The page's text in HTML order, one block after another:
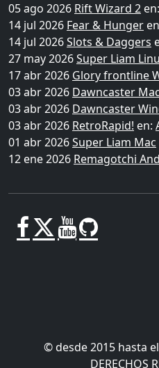
05 ago 2026 Rift Wizard 2 en:
14 jul 2026 Fear & Hunger
14 jul 2026Slots & Daggers
27 may 2026Super Liam
17 abr 2026 Glory frontline
03 abr 2026 Dawncaster Mac
03 abr 2026 Dawncaster
03 abr 2026 RetroRapid! en:
01 abr 2026Super Liam Mac
12 ene 2026 Remagotchi
© desde 2015 hasta
DERECHOS